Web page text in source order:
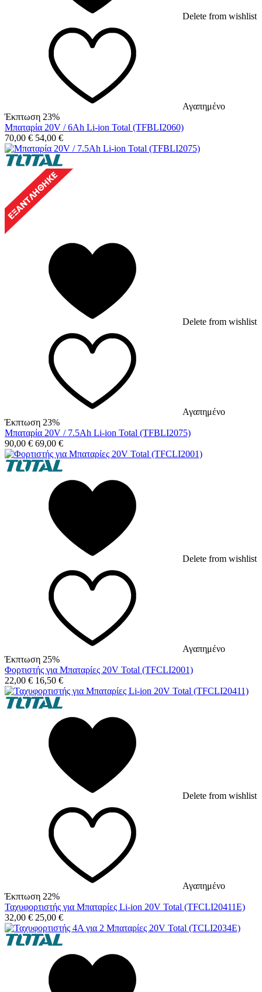
Delete from wishlist
Αγαπημένο
Έκπτωση 23%
Μπαταρία 20V / 6Ah Li-ion Total (TFBLI2060)
70,00 € 54,00 €
Delete from wishlist
Αγαπημένο
Έκπτωση 23%
Μπαταρία 20V / 7.5Ah Li-ion Total (TFBLI2075)
90,00 € 69,00 €
Delete from wishlist
Αγαπημένο
Έκπτωση 25%
Φορτιστής για Μπαταρίες 20V Total (TFCLI2001)
22,00 € 16,50 €
Delete from wishlist
Αγαπημένο
Έκπτωση 22%
Ταχυφορτιστής για Μπαταρίες Li-ion 20V Total (TFCLI20411E)
32,00 € 25,00 €